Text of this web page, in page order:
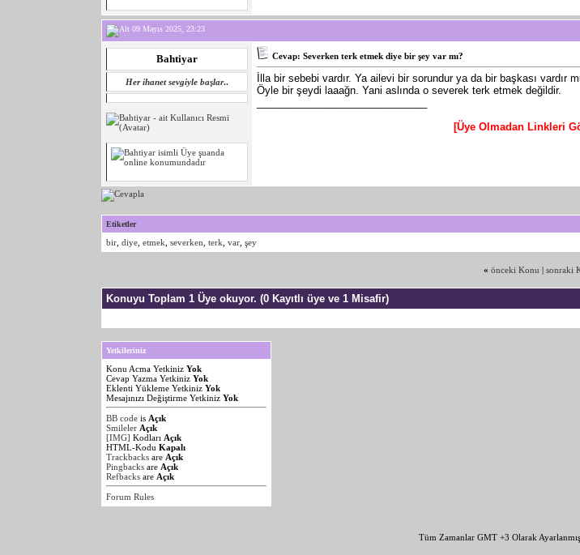
09 Mayıs 2025, 23:23
Bahtiyar
Her ihanet sevgiyle başlar..
Cevap: Severken terk etmek diye bir şey var mı?
İlla bir sebebi vardır. Ya ailevi bir sorundur ya da bir başkası
Öyle bir şeydi laaağn. Yani aslında o severek terk etmek değildir.
[Üye Olmadan Linkleri
Etiketler
bir ,diye ,etmek ,severken ,terk ,var ,şey
« önceki Konu |sonraki
Konuyu Toplam 1 Üye okuyor.(0 Kayıtlı üye ve 1 Misafir)
Yetkileriniz
Konu Acma YetkinizYok
Cevap Yazma YetkinizYok
Eklenti Yükleme YetkinizYok
Mesajınızı Değiştirme YetkinizYok
BB code is Açık
Smileler Açık
[IMG] Kodları Açık
HTML-KoduKapalı
Trackbacks are Açık
Pingbacks are Açık
Refbacks are Açık
Forum Rules
Tüm Zamanlar GMT +3 Olarak